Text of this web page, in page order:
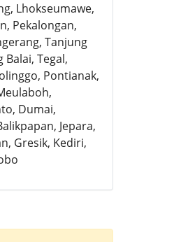
Lhokseumawe,
Pekalongan,
Tanjung
Tegal,
Pontianak,
Dumai,
Jepara,
Gresik, Kediri,